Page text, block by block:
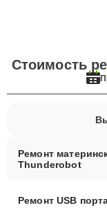
Стоимость
Ремонт
Thunderobot
Ремонт USB